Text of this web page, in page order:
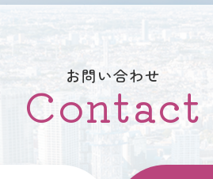
お問い合わせ
Contact